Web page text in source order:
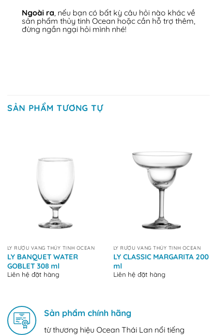
Ngoài ra, nếu bạn có bất kỳ câu hỏi nào khác về
sản phẩm thủy tinh Ocean hoặc cần hỗ trợ thêm,
đừng ngần ngại hỏi mình nhé!
SẢN PHẨM TƯƠNG TỰ
LY RƯỢU VANG THỦY TINH OCEAN
LY BANQUET WATER
GOBLET 308 ml
Liên hệ đặt hàng
LY RƯỢU VANG THỦY TINH OCEAN
LY CLASSIC MARGARITA 200
ml
Liên hệ đặt hàng
Sản phẩm chính hãng
từ thương hiệu Ocean Thái Lan nổi tiếng